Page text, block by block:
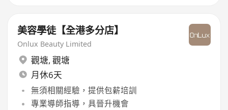
美容學徒【全港多分店】
Onlux Beauty Limited
觀塘, 觀塘
月休6天
無須相關經驗，提供包薪培訓
專業導師指導，具晉升機會